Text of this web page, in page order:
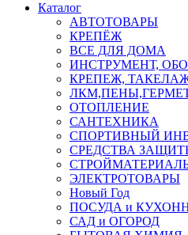
Каталог
АВТОТОВАРЫ
КРЕПЁЖ
ВСЕ ДЛЯ ДОМА
ИНСТРУМЕНТ,
КРЕПЕЖ,
ОТОПЛЕНИЕ
САНТЕХНИКА
СПОРТИВНЫЙ
СРЕДСТВА
ЭЛЕКТРОТОВАРЫ
Новый Год
ПОСУДА и
САД и ОГОРОД